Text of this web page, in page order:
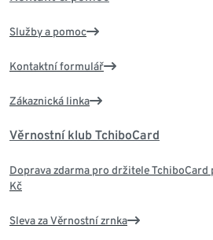
Služby a pomoc
Kontaktní formulář
Zákaznická linka
Věrnostní klub TchiboCard
Doprava zdarma pro držitele
Kč
Sleva za Věrnostní zrnka